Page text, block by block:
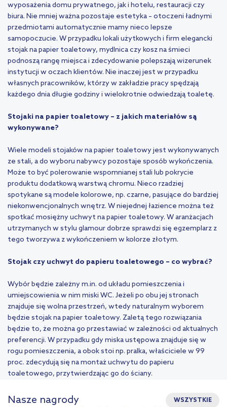
wyposażenia domu prywatnego, jak i hotelu, restauracji czy
biura. Nie mniej ważna pozostaje estetyka – otoczeni ładnymi
przedmiotami automatycznie mamy nieco lepsze
samopoczucie. W przypadku lokali użytkowych i firm elegancki
stojak na papier toaletowy, mydlnica czy kosz na śmieci
podnoszą rangę miejsca i zdecydowanie polepszają wizerunek
instytucji w oczach klientów. Nie inaczej jest w przypadku
własnych pracowników, którzy w zakładzie pracy spędzają
każdego dnia długie godziny i wielokrotnie odwiedzają toaletę.
Stojaki na papier toaletowy – z jakich materiałów są
wykonywane?
Wiele modeli stojaków na papier toaletowy jest wykonywanych
ze stali, a do wyboru nabywcy pozostaje sposób wykończenia.
Może to być polerowanie wspomnianej stali lub pokrycie
produktu dodatkową warstwą chromu. Nieco rzadziej
spotykane są modele kolorowe, np. czarne, pasujące do bardziej
niekonwencjonalnych wnętrz. W niejednej łazience można też
spotkać mosiężny uchwyt na papier toaletowy. W aranżacjach
utrzymanych w stylu glamour dobrze sprawdzi się egzemplarz z
tego tworzywa z wykończeniem w kolorze złotym.
Stojak czy uchwyt do papieru toaletowego – co wybrać?
Wybór będzie zależny m.in. od układu pomieszczenia i
umiejscowienia w nim miski WC. Jeżeli po obu jej stronach
znajduje się wolna przestrzeń, wtedy naturalnym wyborem
będzie stojak na papier toaletowy. Zaletą tego rozwiązania
będzie to, że można go przestawiać w zależności od aktualnych
preferencji. W przypadku gdy miska ustępowa znajduje się w
rogu pomieszczenia, a obok stoi np. pralka, właściciele w 99
proc. zdecydują się na montaż uchwytu do papieru
toaletowego, przytwierdzając go do ściany.
Nasze nagrody WSZYSTKIE